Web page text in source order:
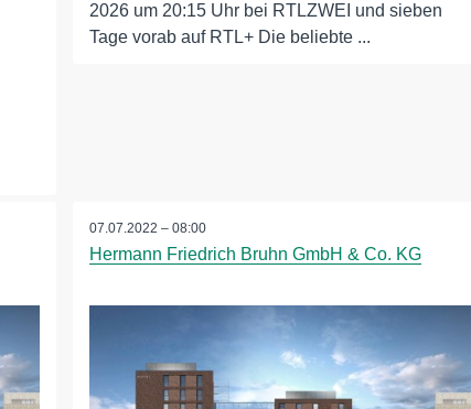
2026 um 20:15 Uhr bei RTLZWEI und sieben
Tage vorab auf RTL+ Die beliebte ...
07.07.2022 – 08:00
Hermann Friedrich Bruhn GmbH & Co. KG